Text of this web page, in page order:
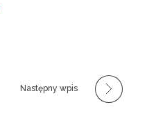
Następny wpis